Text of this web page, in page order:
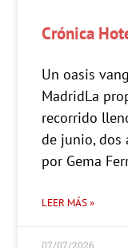
Crónica
Un oasis
MadridLa
recorrido
de junio, dos
por Gema
LEER MÁS »
07/07/2026